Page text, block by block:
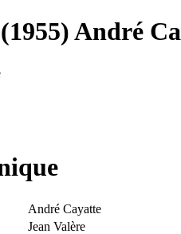
(1955) André
André Cayatte
Jean Valère